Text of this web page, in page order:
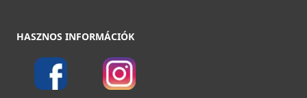
279 990 Ft
Részletek
ELLECI - Tisztítószer, zsírtalanító és tisztító spray
ELLECI - Mosogatótálca Dialogo 360 Workstation K86
HASZNOS INFORMÁCIÓK